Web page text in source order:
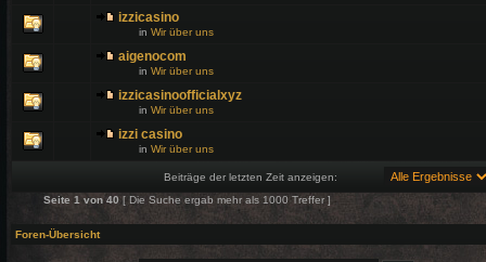
izzicasino
in Wir über uns
aigenocom
in Wir über uns
izzicasinoofficialxyz
in Wir über uns
izzi casino
in Wir über uns
Beiträge der letzten Zeit anzeigen:
Seite 1 von40 [ Die Suche ergab mehr als 1000 Treffer ]
Foren-Übersicht